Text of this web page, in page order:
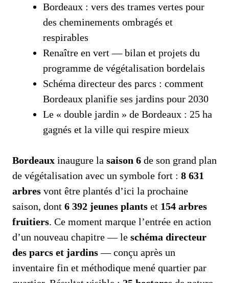
Bordeaux : vers des trames vertes pour
des cheminements ombragés et
respirables
Renaître en vert — bilan et projets du
programme de végétalisation bordelais
Schéma directeur des parcs : comment
Bordeaux planifie ses jardins pour 2030
Le « double jardin » de Bordeaux : 25 ha
gagnés et la ville qui respire mieux
Bordeaux inaugure la saison 6 de son grand plan
de végétalisation avec un symbole fort : 8 631
arbres vont être plantés d’ici la prochaine
saison, dont 6 392 jeunes plants et 154 arbres
fruitiers. Ce moment marque l’entrée en action
d’un nouveau chapitre — le schéma directeur
des parcs et jardins— conçu après un
inventaire fin et méthodique mené quartier par